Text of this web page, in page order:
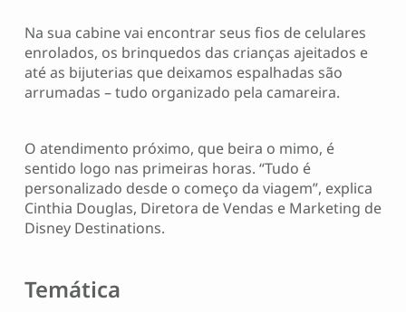
Na sua cabine vai encontrar seus fios de celulares
enrolados, os brinquedos das crianças ajeitados e
até as bijuterias que deixamos espalhadas são
arrumadas – tudo organizado pela camareira.
O atendimento próximo, que beira o mimo, é
sentido logo nas primeiras horas. “Tudo é
personalizado desde o começo da viagem”, explica
Cinthia Douglas, Diretora de Vendas e Marketing de
Disney Destinations.
Temática